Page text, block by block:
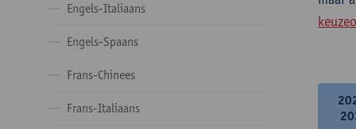
Engels-Italiaans
Engels-Spaans
Frans-Chinees
Frans-Italiaans